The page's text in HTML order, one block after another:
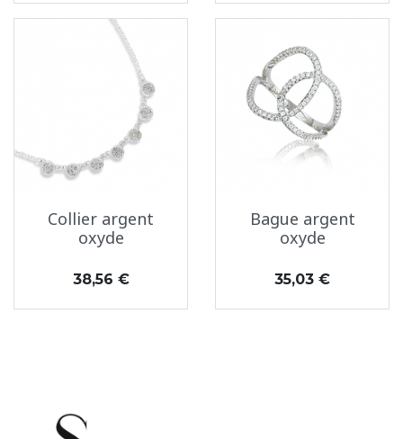
Collier argent
oxyde
Prix
38,56 €
Bague argent
oxyde
Prix
35,03 €